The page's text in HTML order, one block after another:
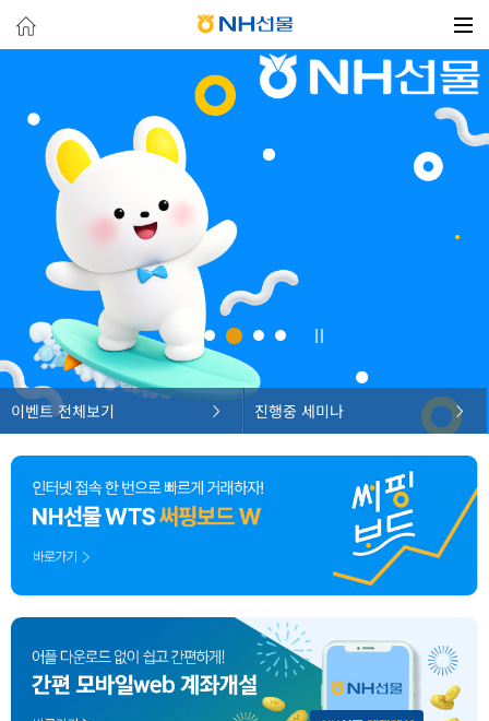
이벤트 전체보기 진행중 세미나